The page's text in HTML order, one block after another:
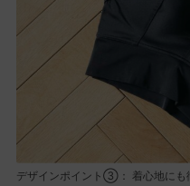
デザインポイント③： 着心地にも